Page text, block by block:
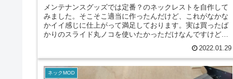
メンテナンスグッズでは定番？のネックレストを自作して
みました。そこそこ適当に作ったんだけど、これがなかな
かイイ感じに仕上がって満足しております。実は買ったば
かりのスライド丸ノコを使いたかっただけなんですけどね
2022.01.29
ネックMOD